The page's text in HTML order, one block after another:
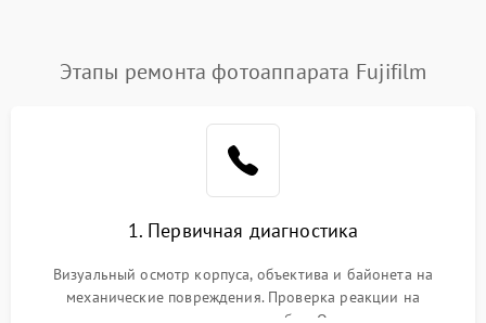
Этапы ремонта фотоаппарата Fujifilm
1. Первичная диагностика
Визуальный осмотр корпуса, объектива и байонета на
механические повреждения. Проверка реакции на